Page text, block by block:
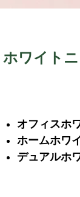
ホワイト
オフィスホ
ホームホワ
デュアルホ